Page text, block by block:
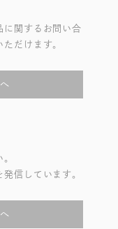
に関するお問い合
だけます。
信しています。